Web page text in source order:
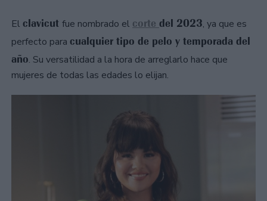
El clavicut fue nombrado el corte del 2023, ya que es
perfecto para cualquier tipo de pelo y temporada del
año. Su versatilidad a la hora de arreglarlo hace que
mujeres de todas las edades lo elijan.